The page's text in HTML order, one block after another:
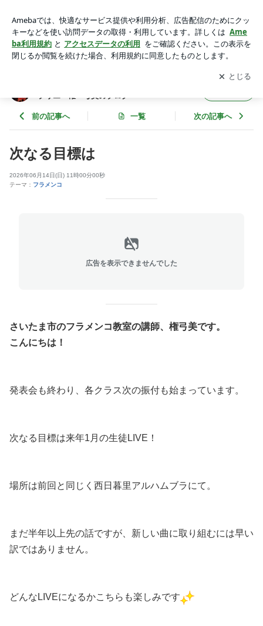
リエ 権 弓美のブログ
アプリをダウンロードして ブログの更新通知
を受け取りまし
ょう。
開く
プリエ 権 弓美のブログ
前の記事へ 一覧 次の記事へ
次なる目標は
2026年06月14日(日) 11時00分00秒
テーマ： フラメンコ
広告を表示できませんでした
さいたま市のフラメンコ教室の講師、権弓美です。
こんにちは！
発表会も終わり、各クラス次の振付も始まっています。
次なる目標は来年1月の生徒LIVE！
場所は前回と同じく西日暮里アルハムブラにて。
まだ半年以上先の話ですが、新しい曲に取り組むには早い
訳ではありません。
どんなLIVEになるかこちらも楽しみです